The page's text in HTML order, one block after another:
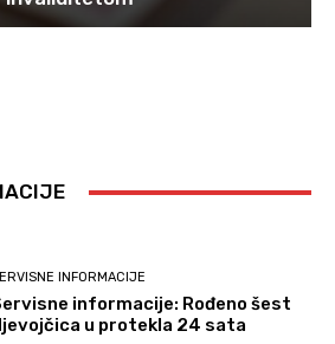
INFORMACIJE
informacije: Rođeno šest
u protekla 24 sata